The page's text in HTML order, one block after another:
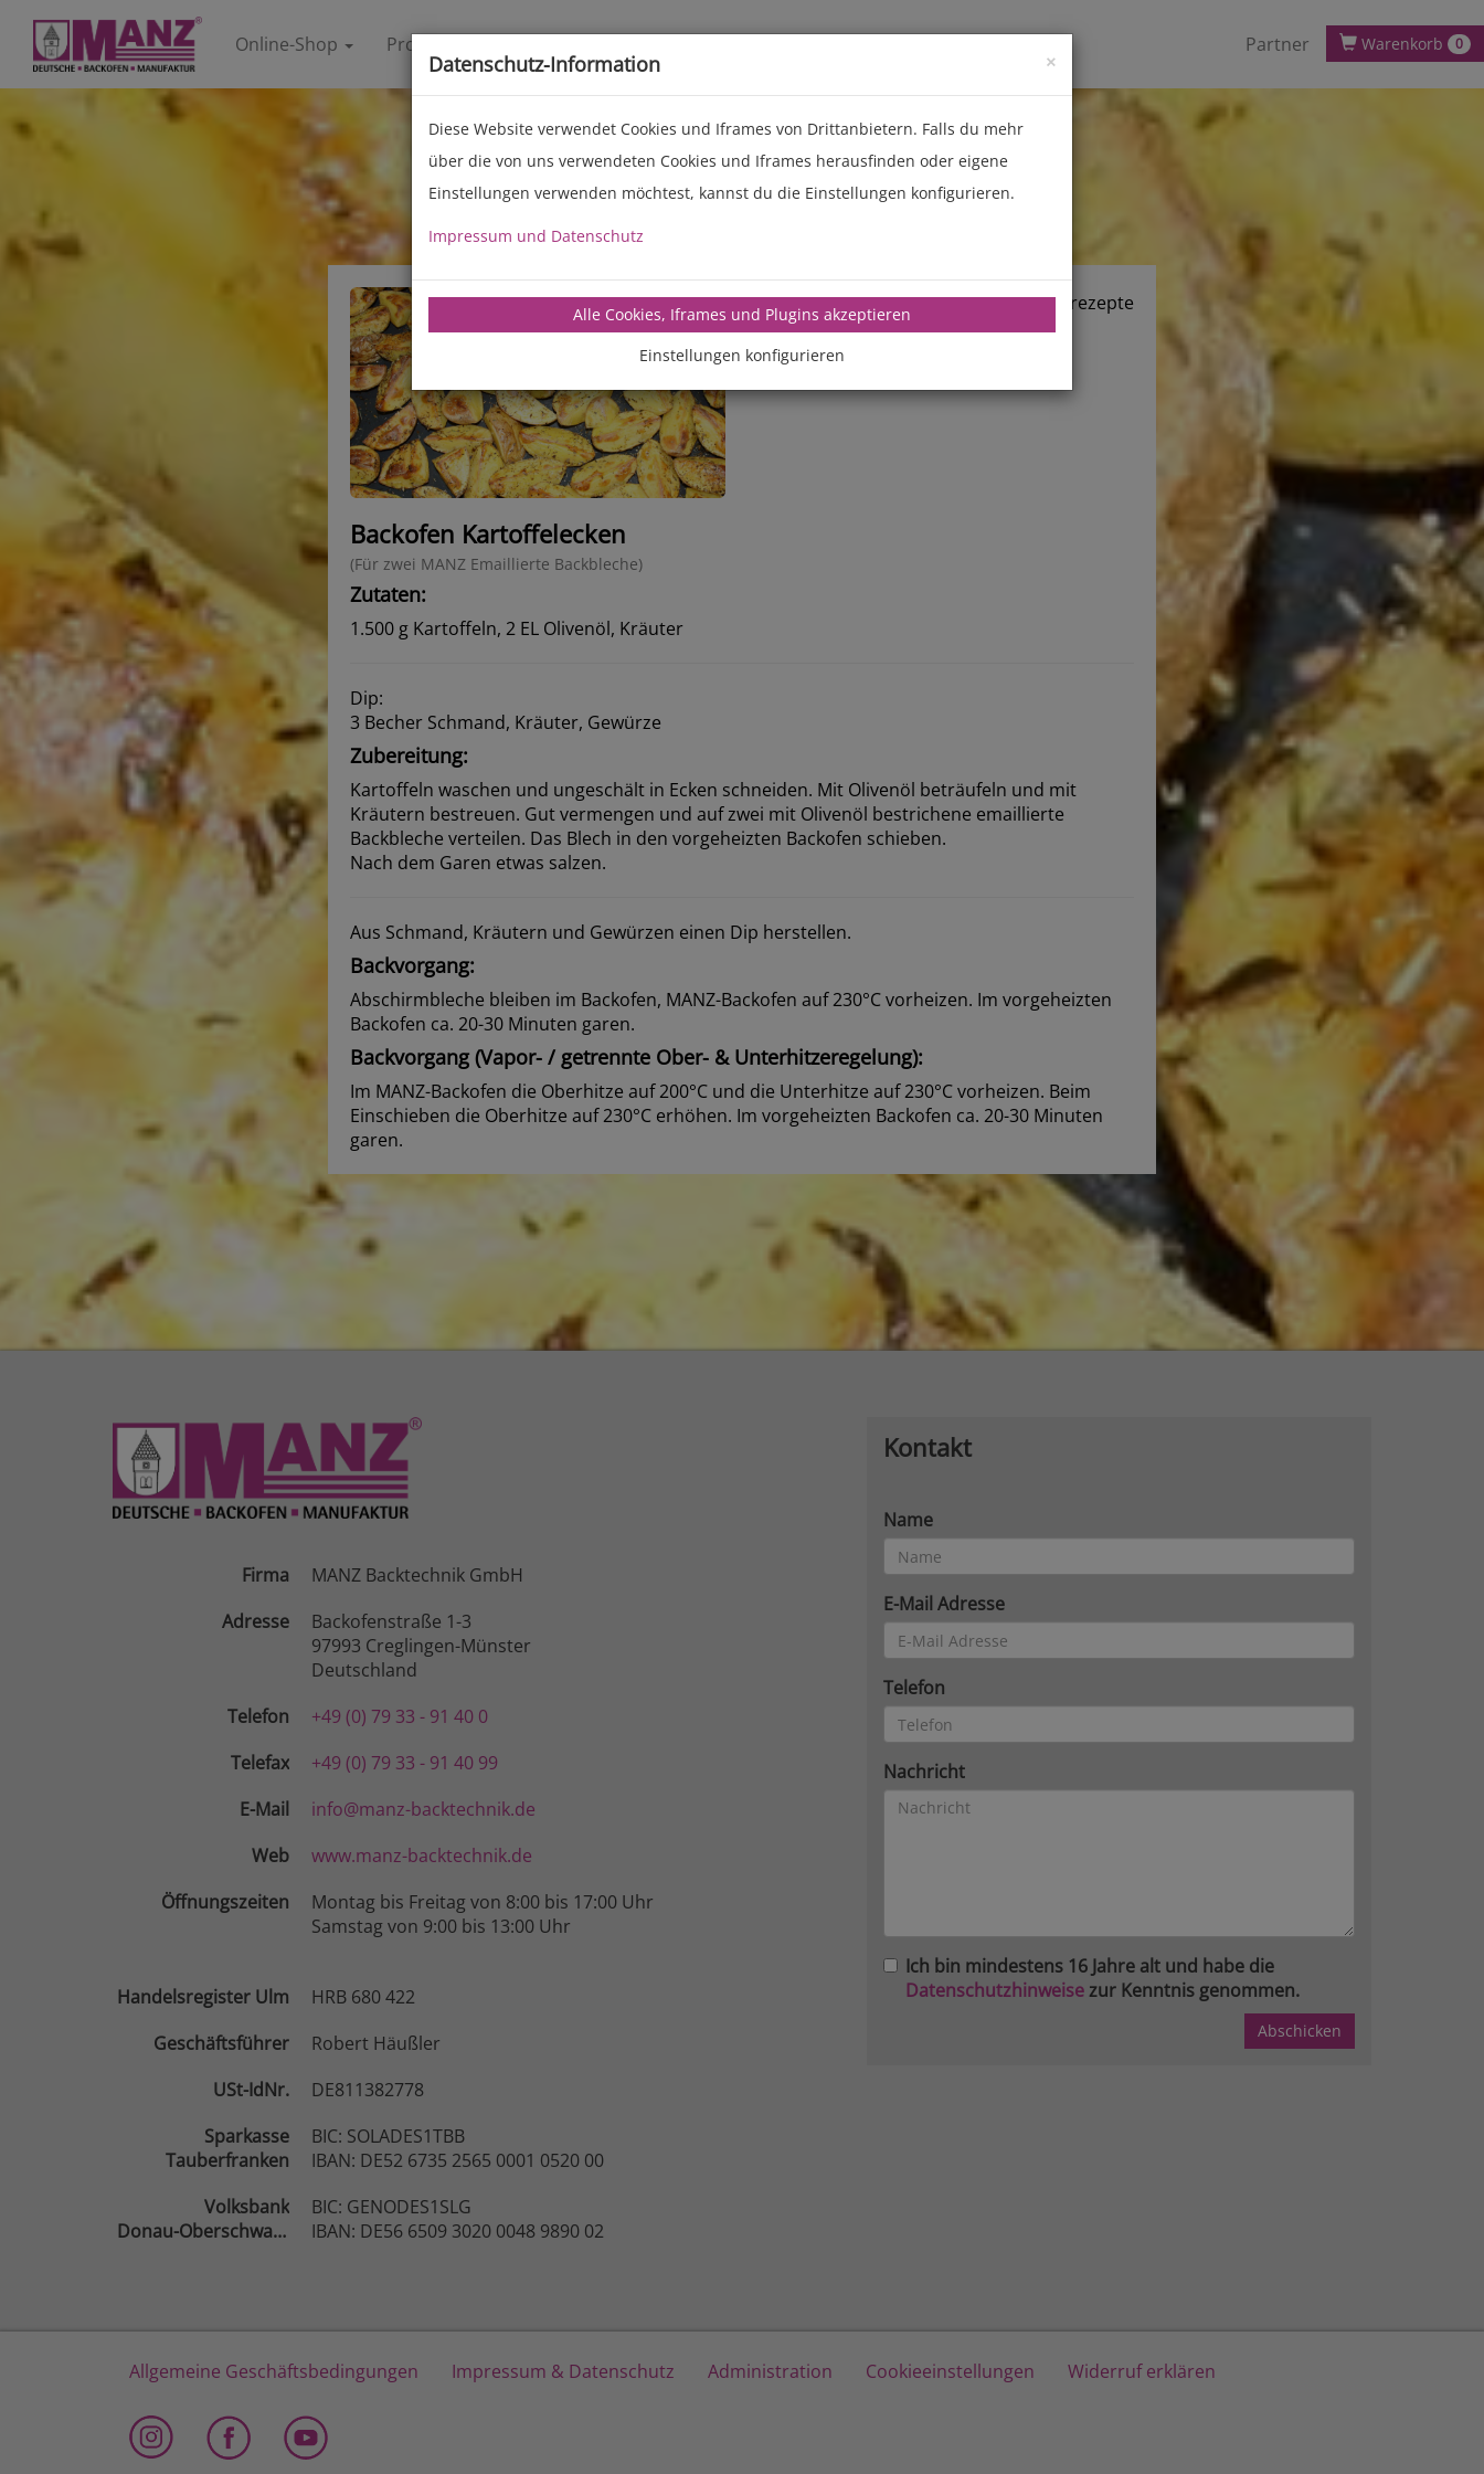
Online-Shop Produkte Partner Warenkorb 0
manz-backtechnik.de/rezepte
Backofen Kartoffelecken
(Für zwei MANZ Emaillierte Backbleche)
Zutaten:
1.500 g Kartoffeln, 2 EL Olivenöl, Kräuter
Dip:
3 Becher Schmand, Kräuter, Gewürze
Zubereitung:
Kartoffeln waschen und ungeschält in Ecken schneiden. Mit Olivenöl beträufeln und mit
Kräutern bestreuen. Gut vermengen und auf zwei mit Olivenöl bestrichene emaillierte
Backbleche verteilen. Das Blech in den vorgeheizten Backofen schieben.
Nach dem Garen etwas salzen.
Aus Schmand, Kräutern und Gewürzen einen Dip herstellen.
Backvorgang:
Abschirmbleche bleiben im Backofen, MANZ-Backofen auf 230°C vorheizen. Im vorgeheizten
Backofen ca. 20-30 Minuten garen.
Backvorgang (Vapor- / getrennte Ober- & Unterhitzeregelung):
Im MANZ-Backofen die Oberhitze auf 200°C und die Unterhitze auf 230°C vorheizen. Beim
Einschieben die Oberhitze auf 230°C erhöhen. Im vorgeheizten Backofen ca. 20-30 Minuten
garen.
Firma
MANZ Backtechnik GmbH
Adresse
Backofenstraße 1-3
97993 Creglingen-Münster
Deutschland
Telefon
+49 (0) 79 33 - 91 40 0
Telefax
+49 (0) 79 33 - 91 40 99
E-Mail
info@manz-backtechnik.de
Web
www.manz-backtechnik.de
Öffnungszeiten
Montag bis Freitag von 8:00 bis 17:00 Uhr
Samstag von 9:00 bis 13:00 Uhr
Handelsregister Ulm
HRB 680 422
Geschäftsführer
Robert Häußler
USt-IdNr.
DE811382778
Sparkasse
Tauberfranken
BIC: SOLADES1TBB
IBAN: DE52 6735 2565 0001 0520 00
Volksbank
Donau-Oberschwaben
BIC: GENODES1SLG
IBAN: DE56 6509 3020 0048 9890 02
Kontakt
Name
E-Mail Adresse
Telefon
Nachricht
Ich bin mindestens 16 Jahre alt und habe die
Datenschutzhinweisezur Kenntnis genommen.
Allgemeine Geschäftsbedingungen Impressum & Datenschutz Administration Cookieeinstellungen Widerruf erklären
×
Datenschutz-Information
Diese Website verwendet Cookies und Iframes von Drittanbietern. Falls du mehr
über die von uns verwendeten Cookies und Iframes herausfinden oder eigene
Einstellungen verwenden möchtest, kannst du die Einstellungen konfigurieren.
Impressum und Datenschutz
Alle Cookies, Iframes und Plugins akzeptieren
Einstellungen konfigurieren